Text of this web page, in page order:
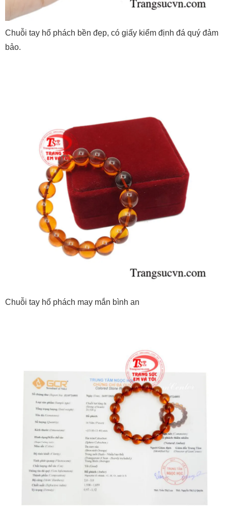
Chuỗi tay hổ phách bền đẹp, có giấy kiểm định đá quý đảm
bảo.
Chuỗi tay hổ phách may mắn bình an